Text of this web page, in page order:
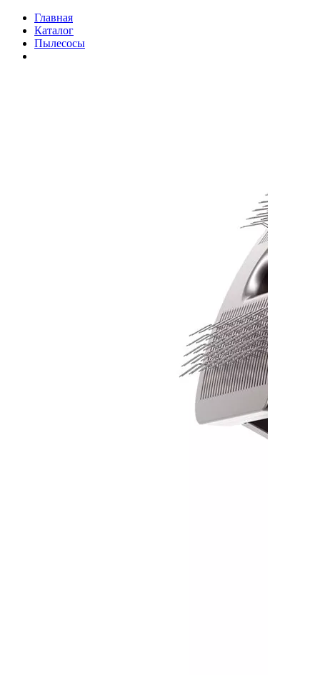
Главная
Каталог
Пылесосы